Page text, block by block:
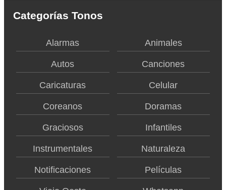
Categorías Tonos
Alarmas Animales
Autos Canciones
Caricaturas Celular
Coreanos Doramas
Graciosos Infantiles
Instrumentales Naturaleza
Notificaciones Películas